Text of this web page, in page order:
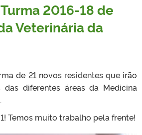
2016-18 de
Veterinária da
de 21 novos residentes que irão
diferentes áreas da Medicina
Temos muito trabalho pela frente!